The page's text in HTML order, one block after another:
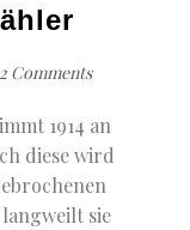
2 Comments
1914 an
diese wird
sie